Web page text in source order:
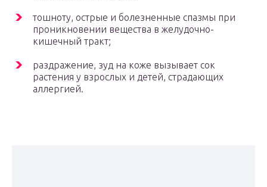
тошноту, острые и болезненные спазмы при
проникновении вещества в желудочно-
кишечный тракт;
раздражение, зуд на коже вызывает сок
растения у взрослых и детей, страдающих
аллергией.